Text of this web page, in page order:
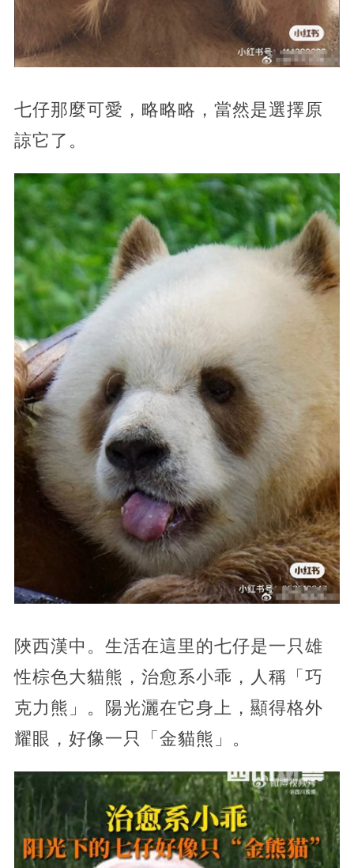
七仔那麼可愛，略略略，當然是選擇原
諒它了。
陜西漢中。生活在這里的七仔是一只雄
性棕色大貓熊，治愈系小乖，人稱「巧
克力熊」。陽光灑在它身上，顯得格外
耀眼，好像一只「金貓熊」。